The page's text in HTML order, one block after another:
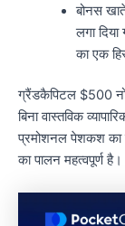
बोनस
लगा
का एक
ग्रैंडकैपिटल $500 नो
बिना वास्तविक
प्रमोशनल पेशकश का
का पालन महत्वपूर्ण है।